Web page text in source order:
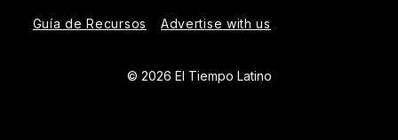
Guía de Recursos Advertise with us
© 2026 El Tiempo Latino